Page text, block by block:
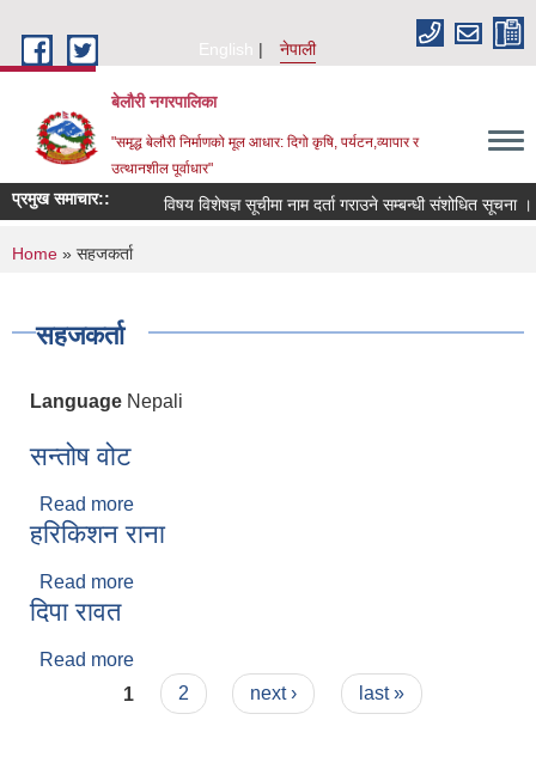
English
नेपाली
बेलौरी नगरपालिका
"समृद्ध बेलौरी निर्माणको मूल आधार: दिगो कृषि, पर्यटन,व्यापार र
उत्थानशील पूर्वाधार"
प्रमुख समाचार:: विषय विशेषज्ञ सूचीमा नाम दर्ता गराउने सम्बन्धी संशोधित सूचना ।
You are here
Home » सहजकर्ता
सहजकर्ता
Language Nepali
सन्तोष वोट
Read more
हरिकिशन राना
Read more
दिपा रावत
Read more
Pages
1 2 next › last »